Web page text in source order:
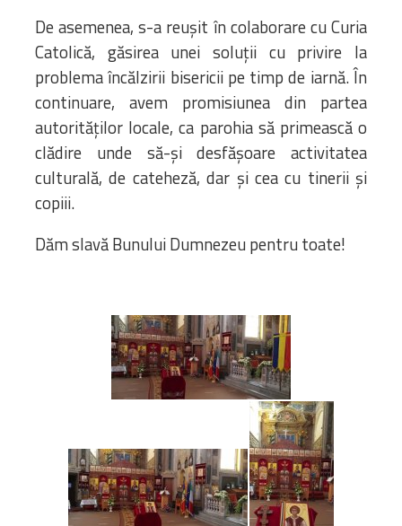
De asemenea, s-a reușit în colaborare cu Curia
Catolică, găsirea unei soluții cu privire la
problema încălzirii bisericii pe timp de iarnă. În
continuare, avem promisiunea din partea
autorităților locale, ca parohia să primească o
clădire unde să-și desfășoare activitatea
culturală, de cateheză, dar și cea cu tinerii și
copiii.
Dăm slavă Bunului Dumnezeu pentru toate!